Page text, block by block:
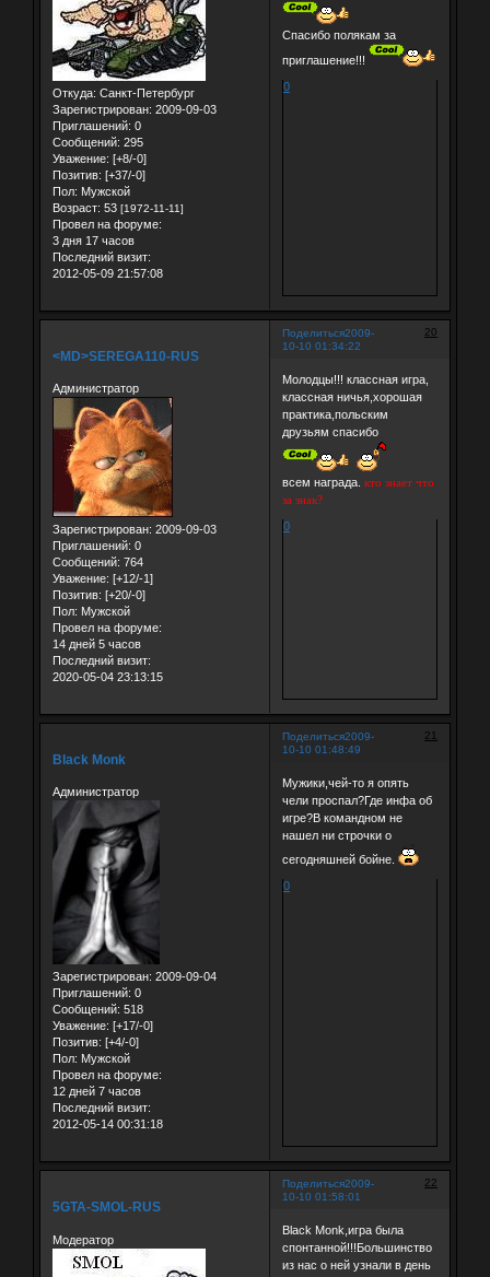
Откуда: Санкт-Петербург
Зарегистрирован: 2009-09-03
Приглашений: 0
Сообщений: 295
Уважение: [+8/-0]
Позитив: [+37/-0]
Пол: Мужской
Возраст: 53 [1972-11-11]
Провел на форуме:
3 дня 17 часов
Последний визит:
2012-05-09 21:57:08
Спасибо полякам за
приглашение!!!
0
Поделиться 20
2009-
10-10 01:34:22
<MD>SEREGA110-RUS
Администратор
Зарегистрирован: 2009-09-03
Приглашений: 0
Сообщений: 764
Уважение: [+12/-1]
Позитив: [+20/-0]
Пол: Мужской
Провел на форуме:
14 дней 5 часов
Последний визит:
2020-05-04 23:13:15
Молодцы!!! классная игра,
классная ничья,хорошая
практика,польским
друзьям спасибо
всем награда. кто знает что
за знак?
0
Поделиться 21
2009-
10-10 01:48:49
Black Monk
Администратор
Зарегистрирован: 2009-09-04
Приглашений: 0
Сообщений: 518
Уважение: [+17/-0]
Позитив: [+4/-0]
Пол: Мужской
Провел на форуме:
12 дней 7 часов
Последний визит:
2012-05-14 00:31:18
Мужики,чей-то я опять
чели проспал?Где инфа об
игре?В командном не
нашел ни строчки о
сегодняшней бойне.
0
Поделиться 22
2009-
10-10 01:58:01
5GTA-SMOL-RUS
Модератор
Black Monk,игра была
спонтанной!!!Большинство
из нас о ней узнали в день